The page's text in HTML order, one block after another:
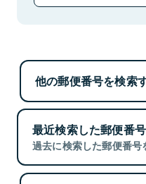
他の郵便番号を検索
最近検索した郵便番号
過去に検索した郵便番号